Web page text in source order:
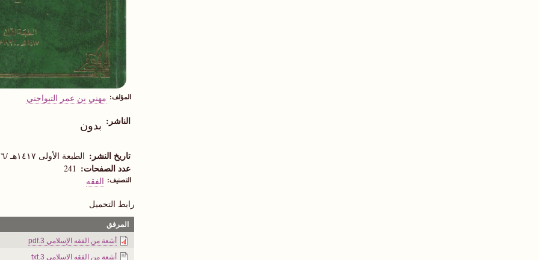
المؤلف مهني بن عمر التيواجني
الناشر بدون
تاريخ النشر الطبعة الأولى ١٤١٧هـ /١٩٩٦م
عدد الصفحات 241
التصنيف الفقه
رابط التحميل
المرفق
أشعة من الفقه الإسلامي 3.pdf
أشعة من الفقه الإسلامي 3.txt